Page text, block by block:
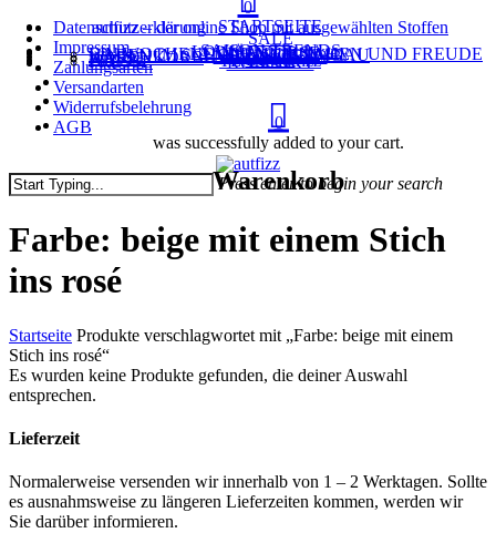
Skip
main
content
Datenschutzerklärung
Impressum
Zahlungsarten
Versandarten
Widerrufsbelehrung
AGB
0Menu
STARTSEITE
autfizz – der online Shop mit ausgewählten Stoffen
SALE
SAISON TRENDS
LOUISA smart luxury
NÄHKURSE
EIN WOCHENENDE NUR NÄHEN UND FREUDE HABEN IM SCHÖNEN CHIEMGAU
MEIN KONTO
WARENKORB
KASSE BLOG
TEAM autfizz
PRESSE
KONTAKT
account
0
was successfully added to your cart.
Warenkorb
Press enter to begin your search
Search
Farbe: beige mit einem Stich
ins rosé
Startseite Produkte verschlagwortet mit „Farbe: beige mit einem
Stich ins rosé“
Es wurden keine Produkte gefunden, die deiner Auswahl
entsprechen.
Lieferzeit
Normalerweise versenden wir innerhalb von 1 – 2 Werktagen. Sollte
es ausnahmsweise zu längeren Lieferzeiten kommen, werden wir
Sie darüber informieren.
Close